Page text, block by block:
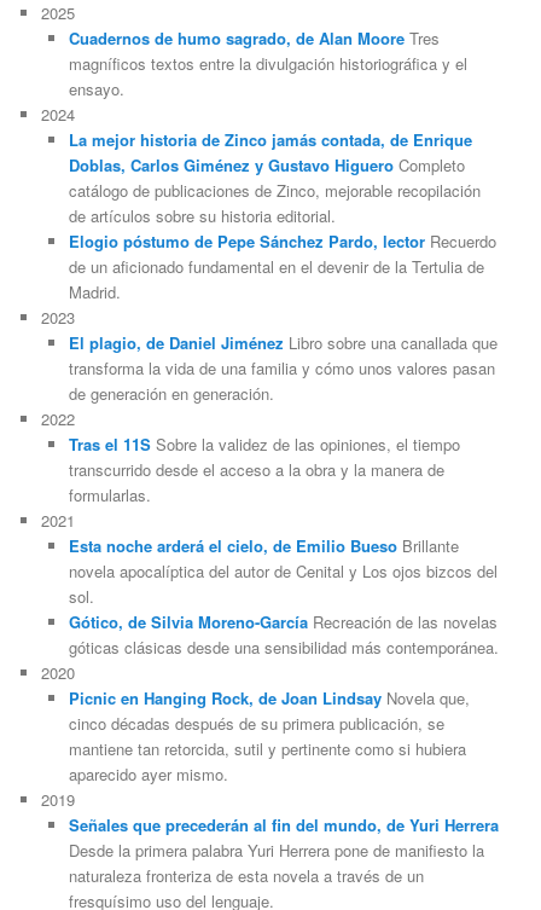
2025
Cuadernos de humo sagrado, de Alan MooreTres
magníficos textos entre la divulgación historiográfica y el
ensayo.
2024
La mejor historia de Zinco jamás contada, de Enrique
Doblas, Carlos Giménez y Gustavo HigueroCompleto
catálogo de publicaciones de Zinco, mejorable recopilación
de artículos sobre su historia editorial.
Elogio póstumo de Pepe Sánchez Pardo, lectorRecuerdo
de un aficionado fundamental en el devenir de la Tertulia de
Madrid.
2023
El plagio, de Daniel Jiménez Libro sobre una canallada que
transforma la vida de una familia y cómo unos valores pasan
de generación en generación.
2022
Tras el 11SSobre la validez de las opiniones, el tiempo
transcurrido desde el acceso a la obra y la manera de
formularlas.
2021
Esta noche arderá el cielo, de Emilio BuesoBrillante
novela apocalíptica del autor de Cenital y Los ojos bizcos del
sol.
Gótico, de Silvia Moreno-GarcíaRecreación de las novelas
góticas clásicas desde una sensibilidad más contemporánea.
2020
Picnic en Hanging Rock, de Joan LindsayNovela que,
cinco décadas después de su primera publicación, se
mantiene tan retorcida, sutil y pertinente como si hubiera
aparecido ayer mismo.
2019
Señales que precederán al fin del mundo, de Yuri Herrera
Desde la primera palabra Yuri Herrera pone de manifiesto la
naturaleza fronteriza de esta novela a través de un
fresquísimo uso del lenguaje.